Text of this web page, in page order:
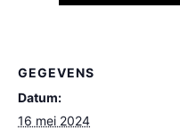
GEGEVENS
Datum:
16 mei 2024